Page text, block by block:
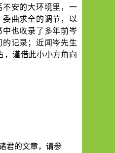
安的大环境里，一
曲求全的调节，以
也收录了多年前岑
记录；近闻岑先生
，谨借此小小方角向
君的文章，请参